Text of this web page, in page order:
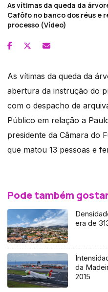
As vítimas da queda da
Cafôfo no banco dos réus e
processo (Vídeo)
As vítimas da queda da
abertura da instrução do
com o despacho de
Público em relação a
presidente da Câmara do
que matou 13 pessoas e
Pode também
era de
da
2015